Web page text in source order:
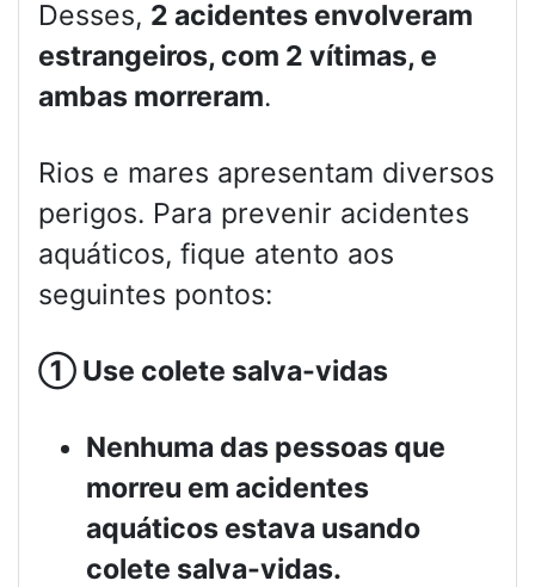
Desses, 2 acidentes envolveram
estrangeiros, com 2 vítimas, e
ambas morreram.
Rios e mares apresentam diversos
perigos. Para prevenir acidentes
aquáticos, fique atento aos
seguintes pontos:
① Use colete salva-vidas
Nenhuma das pessoas que
morreu em acidentes
aquáticos estava usando
colete salva-vidas.